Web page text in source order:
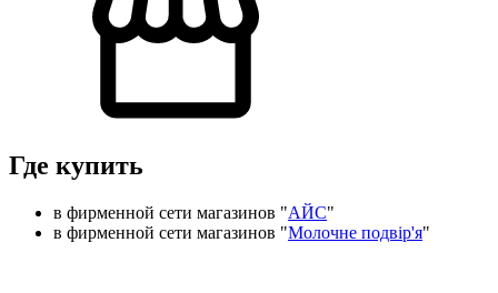
Где купить
в фирменной сети магазинов "АЙС"
в фирменной сети магазинов "Молочне подвір'я"